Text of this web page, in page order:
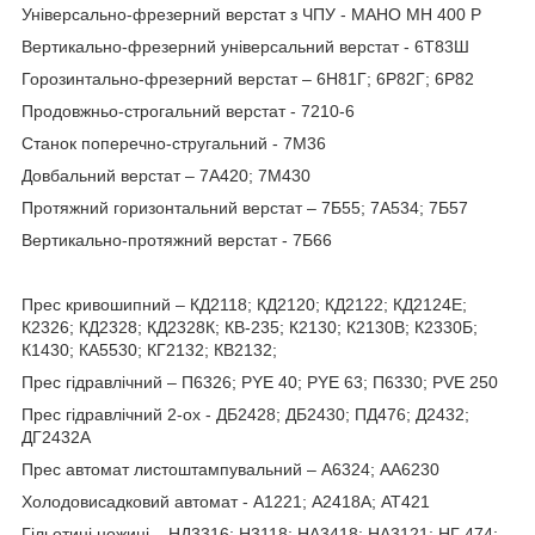
Універсально-фрезерний верстат з ЧПУ - MAHO MH 400 P
Вертикально-фрезерний універсальний верстат - 6Т83Ш
Горозинтально-фрезерний верстат – 6Н81Г; 6Р82Г; 6Р82
Продовжньо-строгальний верстат - 7210-6
Станок поперечно-стругальний - 7M36
Довбальний верстат – 7А420; 7М430
Протяжний горизонтальний верстат – 7Б55; 7А534; 7Б57
Вертикально-протяжний верстат - 7Б66
Прес кривошипний – КД2118; КД2120; КД2122; КД2124Е;
К2326; КД2328; КД2328К; КВ-235; К2130; К2130В; К2330Б;
К1430; КА5530; КГ2132; КВ2132;
Прес гідравлічний – П6326; PYE 40; PYE 63; П6330; PVE 250
Прес гідравлічний 2-ох - ДБ2428; ДБ2430; ПД476; Д2432;
ДГ2432А
Прес автомат листоштампувальний – А6324; АА6230
Холодовисадковий автомат - А1221; А2418А; АТ421